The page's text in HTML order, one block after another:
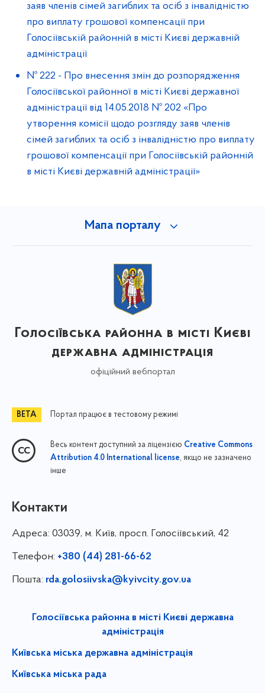
заяв членів сімей загиблих та осіб з інвалідністю
про виплату грошової компенсації при
Голоcіївській районній в місті Києві державній
адміністрації
№ 222 - Про внесення змін до розпорядження
Голосіївської районної в місті Києві державної
адміністрації від 14.05.2018 № 202 «Про
утворення комісії щодо розгляду заяв членів
сімей загиблих та осіб з інвалідністю про виплату
грошової компенсації при Голосіївській районній
в місті Києві державній адміністрації»
Мапа порталу
Голосіївська районна в місті Києві
державна адміністрація
офіційний вебпортал
Портал працює в тестовому режимі
Весь контент доступний за ліцензією Creative Commons
Attribution 4.0 International license, якщо не зазначено
інше
Контакти
Адреса: 03039, м. Київ, просп. Голосіївський, 42
Телефон: +380 (44) 281-66-62
Пошта: rda.golosiivska@kyivcity.gov.ua
Голосіївська районна в місті Києві державна
адміністрація
Київська міська державна адміністрація
Київська міська рада